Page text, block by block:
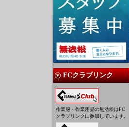
FCクラブリンク
作業服・作業用品の無法松はFC
クラブリンクに参加しています。